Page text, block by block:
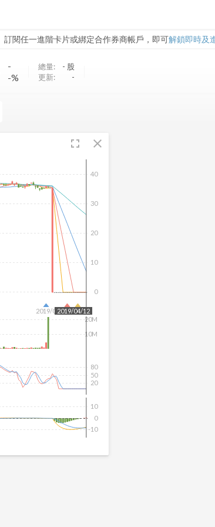
訂閱任一進階卡片或綁定合作券商帳戶，即可解鎖即時及
-
-%
總量: - 股
更新:
-
fullscreen close
2019/02/11
0
10
20
30
40
2019/04/12
10M
20M
20
50
80
-10
0
10